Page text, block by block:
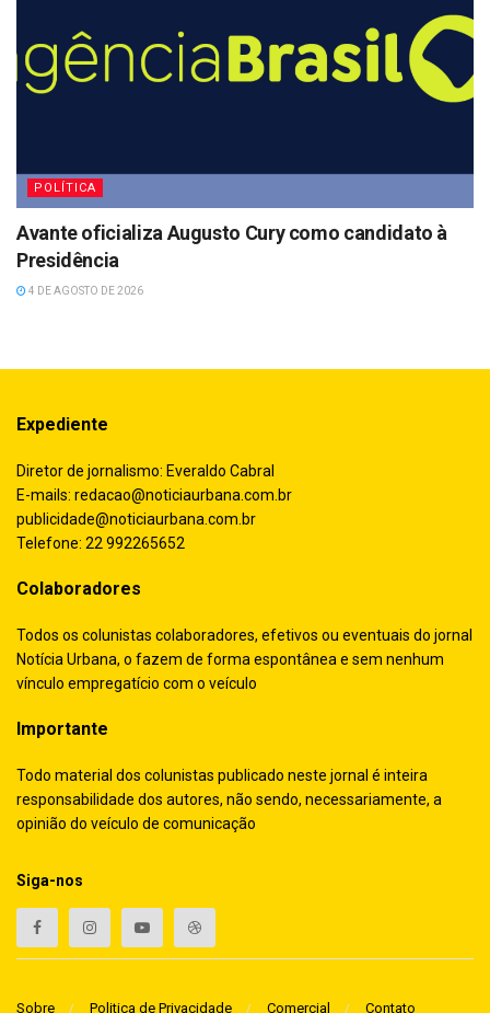
POLÍTICA
Avante oficializa Augusto Cury como candidato à
Presidência
4 DE AGOSTO DE 2026
Expediente
Diretor de jornalismo: Everaldo Cabral
E-mails: redacao@noticiaurbana.com.br
publicidade@noticiaurbana.com.br
Telefone: 22 992265652
Colaboradores
Todos os colunistas colaboradores, efetivos ou eventuais do jornal
Notícia Urbana, o fazem de forma espontânea e sem nenhum
vínculo empregatício com o veículo
Importante
Todo material dos colunistas publicado neste jornal é inteira
responsabilidade dos autores, não sendo, necessariamente, a
opinião do veículo de comunicação
Siga-nos
Sobre Politica de Privacidade Comercial Contato